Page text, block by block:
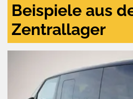
Beispiele aus
Zentrallager